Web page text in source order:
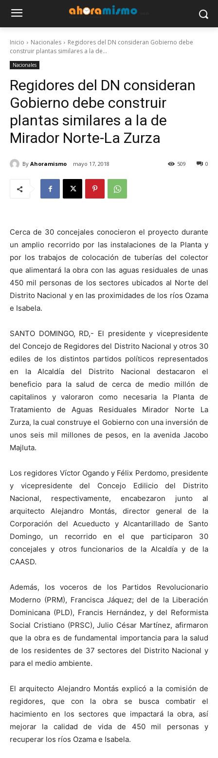
Inicio Nacionales
Regidores del DN consideran Gobierno debe
construir plantas similares a la de...
Nacionales
Regidores del DN consideran
Gobierno debe construir
plantas similares a la de
Mirador Norte-La Zurza
By Ahoramismo mayo 17, 2018 0
509
Cerca de 30 concejales conocieron el proyecto durante
un amplio recorrido por las instalaciones de la Planta y
por los trabajos de colocación de tuberías del colector
que alimentará la obra con las aguas residuales de unas
450 mil personas de los sectores ubicados al Norte del
Distrito Nacional y en las proximidades de los ríos Ozama
e Isabela.
SANTO DOMINGO, RD,- El presidente y vicepresidente
del Concejo de Regidores del Distrito Nacional y otros 30
ediles de los distintos partidos políticos representados
en la Alcaldía del Distrito Nacional destacaron el
beneficio para la salud de cerca de medio millón de
capitalinos y valoraron como necesaria la Planta de
Tratamiento de Aguas Residuales Mirador Norte La
Zurza, la cual construye el Gobierno con una inversión de
unos seis mil millones de pesos, en la avenida Jacobo
Majluta.
Los regidores Víctor Ogando y Félix Perdomo, presidente
y vicepresidente del Concejo Edilicio del Distrito
Nacional, respectivamente, encabezaron junto al
arquitecto Alejandro Montás, director general de la
Corporación del Acueducto y Alcantarillado de Santo
Domingo, un recorrido en el que participaron 30
concejales y otros funcionarios de la Alcaldía y de la
CAASD.
Además, los voceros de los Partidos Revolucionario
Moderno (PRM), Francisca Jáquez; del de la Liberación
Dominicana (PLD), Francis Hernández, y del Reformista
Social Cristiano (PRSC), Julio César Martínez, afirmaron
que la obra es de fundamental importancia para la salud
de los residentes de 37 sectores del Distrito Nacional y
para el medio ambiente.
El arquitecto Alejandro Montás explicó a la comisión de
regidores, que con la obra se busca combatir el
hacimiento en los sectores que impactará la obra, así
mejorar la calidad de vida de 450 mil personas y
recuperar los ríos Ozama e Isabela.